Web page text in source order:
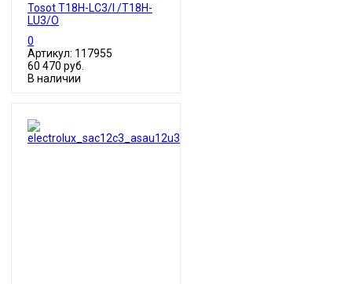
Tosot T18H-LC3/I /T18H-
LU3/O
0
Артикул: 117955
60 470 руб.
В наличии